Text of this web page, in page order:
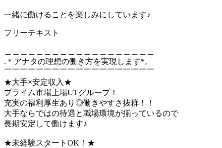
一緒に働けることを楽しみにしています♪
フリーテキスト
.＊アナタの理想の働き方を実現します*。
￣￣￣￣￣￣￣￣￣￣￣￣￣￣￣￣￣￣￣
★大手×安定収入★
プライム市場上場UTグループ！
充実の福利厚生あり◎働きやすさ抜群！！
大手ならではの待遇と職場環境が揃っているので
長期安定して働けます♪
★未経験スタートOK！★